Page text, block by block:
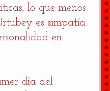
lo que menos
es simpatía.
en
día del